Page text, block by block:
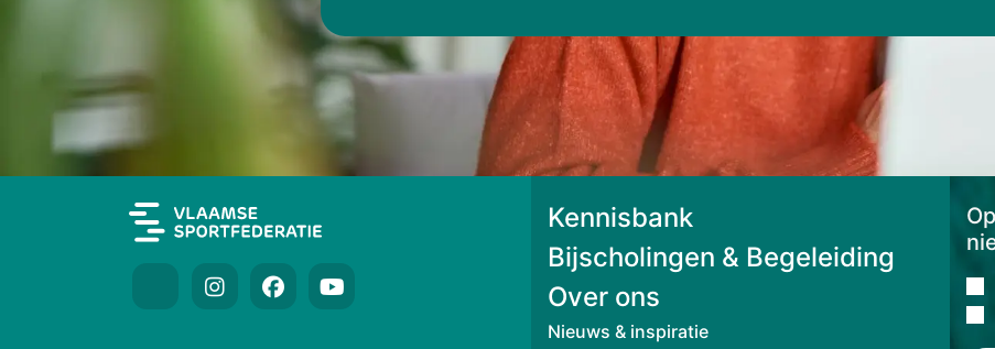
Kennisbank
Bijscholingen & Begeleiding
Over ons
Nieuws & inspiratie